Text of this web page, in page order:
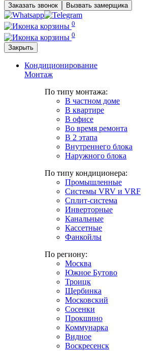
Заказать звонок Вызвать замерщика
0
0
Закрыть
Кондиционирование
Монтаж
По типу монтажа:
В частном доме
В квартире
В офисе
Во время ремонта
В 2 этапа
Внутреннего блока
Наружного блока
По типу кондиционера:
Промышленные
Системы VRV и VRF
Сплит-система
Инверторные
Канальные
Кассетные
Фанкойлы
По региону:
Москва
Южное Бутово
Троицк
Щербинка
Московский
Сосенки
Прокшино
Коммунарка
Видное
Воскресенск